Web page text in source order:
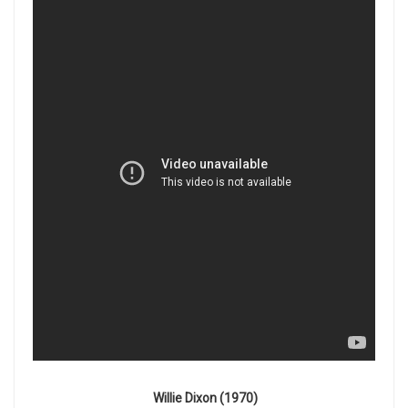
Willie Dixon (1970)